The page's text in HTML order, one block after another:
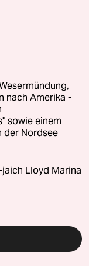
nach Amerika -
sowie einem
der Nordsee
Lloyd Marina